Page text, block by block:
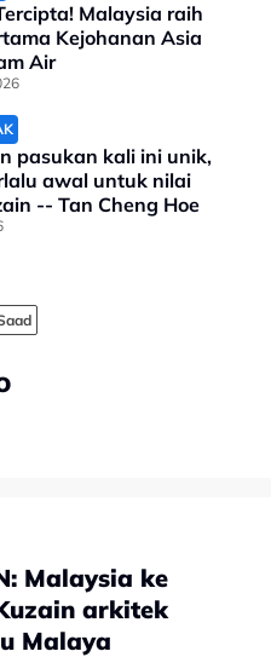
Malaysia raih
Kejohanan Asia
Air
pasukan kali ini unik,
awal untuk nilai
-- Tan Cheng Hoe
Malaysia ke
arkitek
Malaya